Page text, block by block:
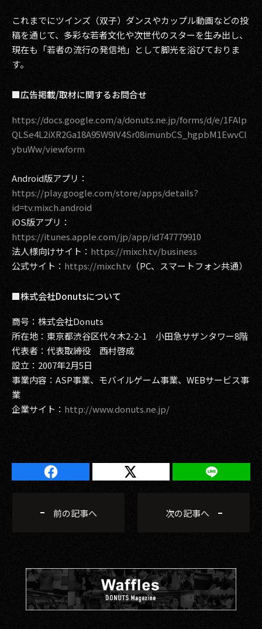
これまでにツインズ（双子）ダンスやカップル動画などの投
稿を通じて、多彩な若者文化や次世代のスターを生み出し、
現在も「若者の流行の発信地」として脚光を浴びておりま
す。
■広告掲載/取材に関するお問合せ
https://docs.google.com/a/donuts.ne.jp/forms/d/e/1FAIp
QLSe4L2iXR2Ga18A95W9lV4Sr08imunbCS_hgpbM1EwvCl
ybuWw/viewform
Android版アプリ：
https://play.google.com/store/apps/details?
id=tv.mixch.android
iOS版アプリ：
https://itunes.apple.com/jp/app/id747779910
法人様向けサイト： https://mixch.tv/business
公式サイト： https://mixch.tv （PC、スマートフォン共通）
■株式会社Donutsについて
商号：株式会社Donuts
所在地：東京都渋谷区代々木2-2-1 小田急サザンタワー8階
代表者：代表取締役 西村啓成
設立：2007年2月5日
事業内容：ASP事業、モバイルゲーム事業、WEBサービス事
業
企業サイト： http://www.donuts.ne.jp/
前の記事へ 次の記事へ